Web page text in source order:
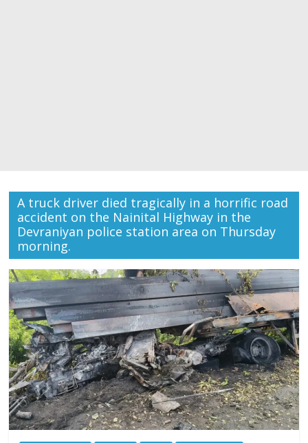
A truck driver died tragically in a horrific road
accident on the Nainital Highway in the
Devraniyan police station area on Thursday
morning.